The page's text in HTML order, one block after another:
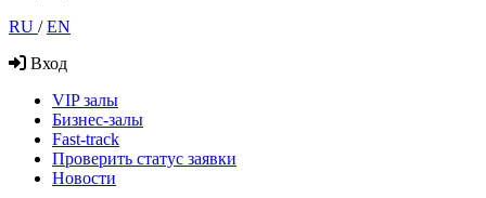
RU /EN
Вход
VIP залы
Бизнес-залы
Fast-track
Проверить статус заявки
Новости